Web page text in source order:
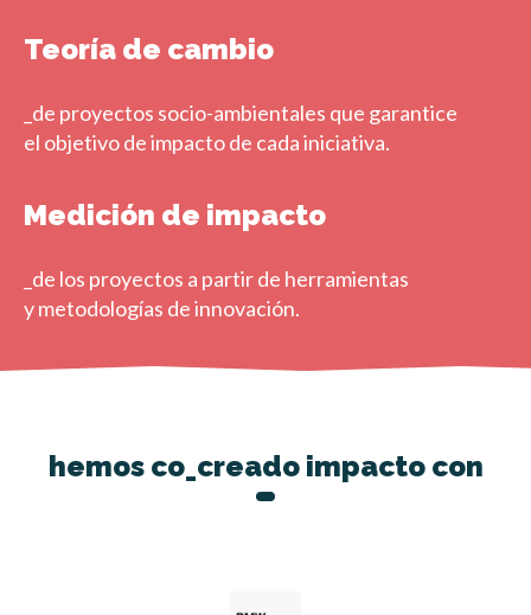
Teoría de cambio
_de proyectos socio-ambientales que garantice
el objetivo de impacto de cada iniciativa.
Medición de impacto
_de los proyectos a partir de herramientas
y metodologías de innovación.
hemos co_creado impacto con